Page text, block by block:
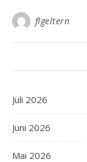
flgeltern
Juli 2026
Juni 2026
Mai 2026